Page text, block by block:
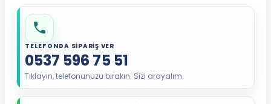
TELEFONDA SİPARİŞ VER
0537 596 75 51
Tıklayın, telefonunuzu bırakın. Sizi arayalım.